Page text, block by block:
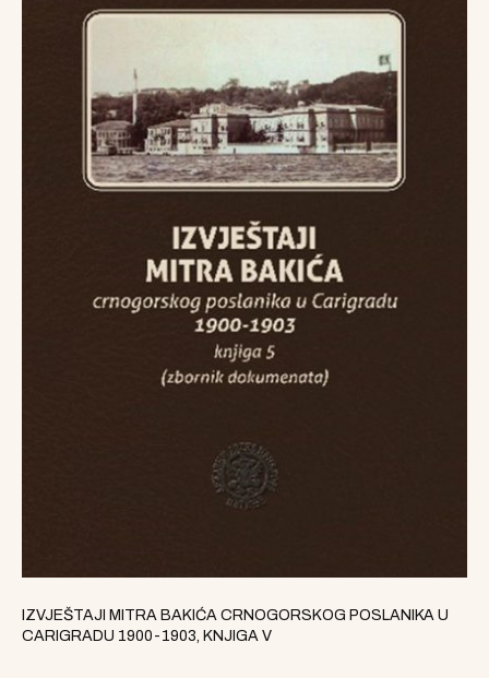
IZVJEŠTAJI MITRA BAKIĆA CRNOGORSKOG POSLANIKA U
CARIGRADU 1900-1903, KNJIGA V